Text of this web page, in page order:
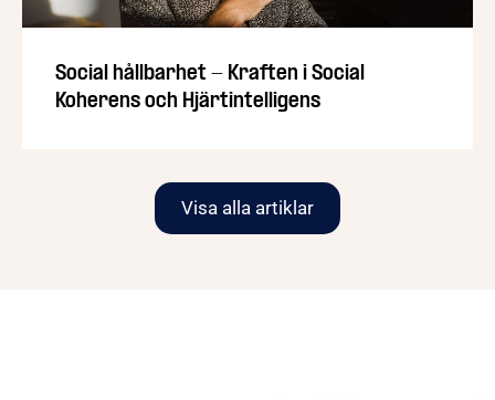
Social hållbarhet - Kraften i Social
Koherens och Hjärtintelligens
Visa alla artiklar